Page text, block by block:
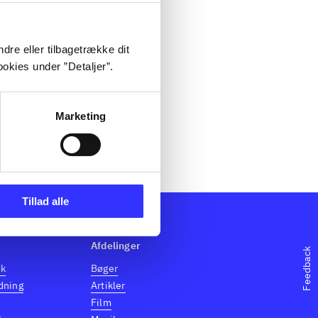
eller tilbagetrække dit
under ”Detaljer”.
Marketing
Tillad alle
Feedback
Afdelinger
Bøger
Artikler
Film